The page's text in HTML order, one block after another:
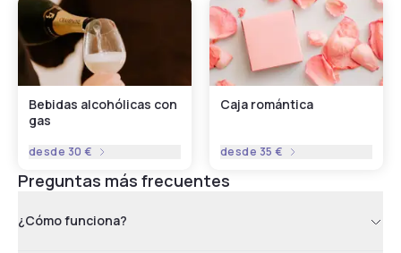
Bebidas alcohólicas con
gas
desde 30 €
Caja romántica
desde 35 €
Preguntas más frecuentes
¿Cómo funciona?